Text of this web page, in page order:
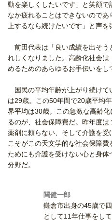
動を楽しくしたいです」と笑顔
なか疲れることはできないので
上するなら続けたいです」と声を
前田代表は「良い成績を出そう
れしくなりました。高齢化社会
めるためのあらゆるお手伝いをし
国民の平均年齢が上がり続けて
は29歳。この50年間で20歳平均
界平均は30歳。この急激な高齢
るのが、社会保障費だ。昨年度
薬剤に頼らない、そして介護を受
こそがこの天文学的な社会保障
ためにも介護を受けない心と身体
分野だ。
関健一郎
鎌倉市出身の45歳で
として11年仕事をし